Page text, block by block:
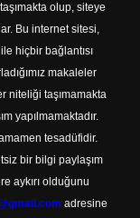
olup, siteye
Bu internet sitesi,
hiçbir bağlantısı
makaleler
niteliği taşımamakta
yapılmamaktadır.
tesadüfidir.
bir bilgi paylaşım
aykırı olduğunu
adresine